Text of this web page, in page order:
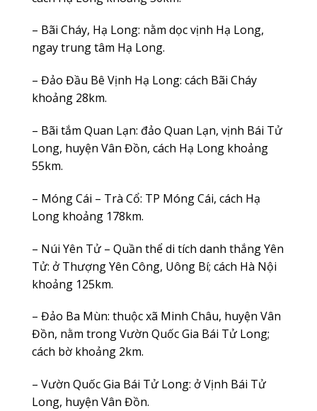
– Bãi Cháy, Hạ Long: nằm dọc vịnh Hạ Long,
ngay trung tâm Hạ Long.
– Đảo Đầu Bê Vịnh Hạ Long: cách Bãi Cháy
khoảng 28km.
– Bãi tắm Quan Lạn: đảo Quan Lạn, vịnh Bái Tử
Long, huyện Vân Đồn, cách Hạ Long khoảng
55km.
– Móng Cái – Trà Cổ: TP Móng Cái, cách Hạ
Long khoảng 178km.
– Núi Yên Tử – Quần thể di tích danh thắng Yên
Tử: ở Thượng Yên Công, Uông Bí; cách Hà Nội
khoảng 125km.
– Đảo Ba Mùn: thuộc xã Minh Châu, huyện Vân
Đồn, nằm trong Vườn Quốc Gia Bái Tử Long;
cách bờ khoảng 2km.
– Vườn Quốc Gia Bái Tử Long: ở Vịnh Bái Tử
Long, huyện Vân Đồn.